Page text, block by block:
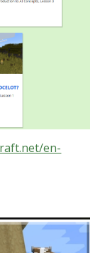
en-